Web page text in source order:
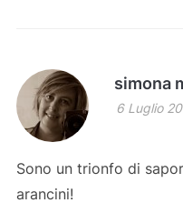
simona
6 Luglio
Sono un trionfo di
arancini!